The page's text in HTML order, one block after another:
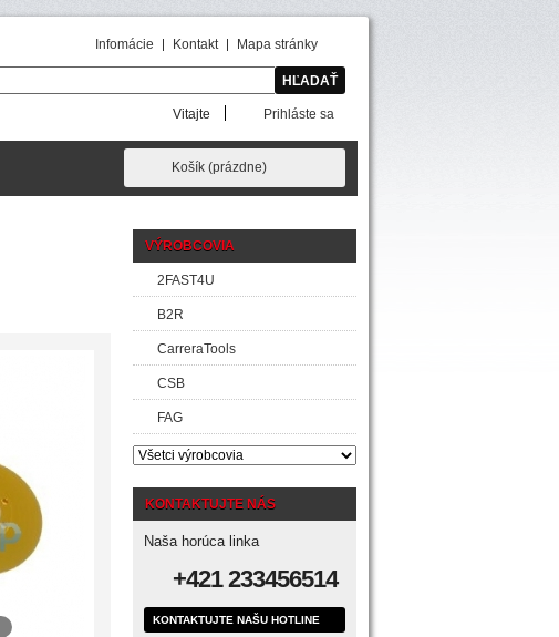
Infomácie Kontakt Mapa stránky
Košík (prázdne)
Vitajte Prihláste sa
VÝROBCOVIA
2FAST4U
B2R
CarreraTools
CSB
FAG
KONTAKTUJTE NÁS
Naša horúca linka
+421 233456514
KONTAKTUJTE NAŠU HOTLINE